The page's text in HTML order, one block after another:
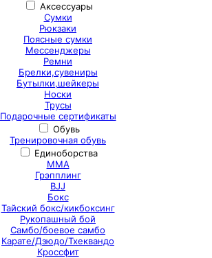
Аксессуары
Сумки
Рюкзаки
Поясные сумки
Мессенджеры
Ремни
Брелки,сувениры
Бутылки,шейкеры
Носки
Трусы
Подарочные сертификаты
Обувь
Тренировочная обувь
Единоборства
ММА
Грэпплинг
BJJ
Бокс
Тайский бокс/кикбоксинг
Рукопашный бой
Самбо/боевое самбо
Карате/Дзюдо/Тхеквандо
Кроссфит